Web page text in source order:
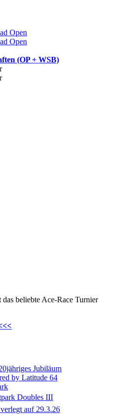
Open
Open
(OP + WSB)
beliebte Ace-Race Turnier
Jubiläum
by Latitude 64
Doubles III
auf 29.3.26